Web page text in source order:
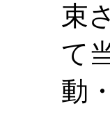
束
て
動